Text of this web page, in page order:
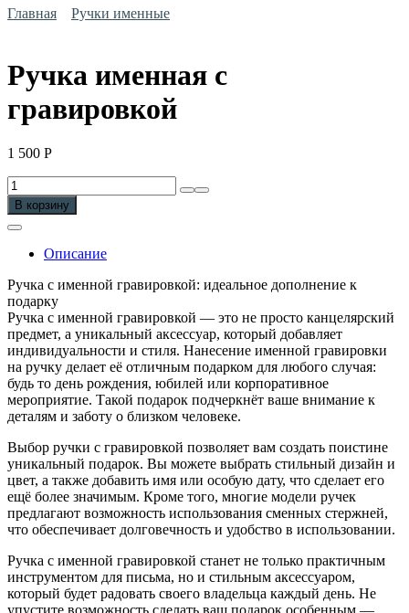
Главная
Ручки именные
Ручка именная с
гравировкой
1 500 Р
Количество
Ручка
именная
с
гравировкой
В корзину
Описание
Ручка с именной гравировкой: идеальное дополнение к
подарку
Ручка с именной гравировкой — это не просто канцелярский
предмет, а уникальный аксессуар, который добавляет
индивидуальности и стиля. Нанесение именной гравировки
на ручку делает её отличным подарком для любого случая:
будь то день рождения, юбилей или корпоративное
мероприятие. Такой подарок подчеркнёт ваше внимание к
деталям и заботу о близком человеке.
Выбор ручки с гравировкой позволяет вам создать поистине
уникальный подарок. Вы можете выбрать стильный дизайн и
цвет, а также добавить имя или особую дату, что сделает его
ещё более значимым. Кроме того, многие модели ручек
предлагают возможность использования сменных стержней,
что обеспечивает долговечность и удобство в использовании.
Ручка с именной гравировкой станет не только практичным
инструментом для письма, но и стильным аксессуаром,
который будет радовать своего владельца каждый день. Не